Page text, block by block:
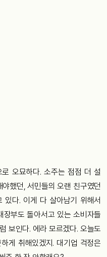
오묘하다. 소주는 점점 더 설
했던, 서민들의 오랜 친구였던
있다. 이게 다 살아남기 위해서
장부도 돌아서고 있는 소비자들
보인다. 에라 모르겠다. 오늘도
게 취해있겠지. 대기업 걱정은